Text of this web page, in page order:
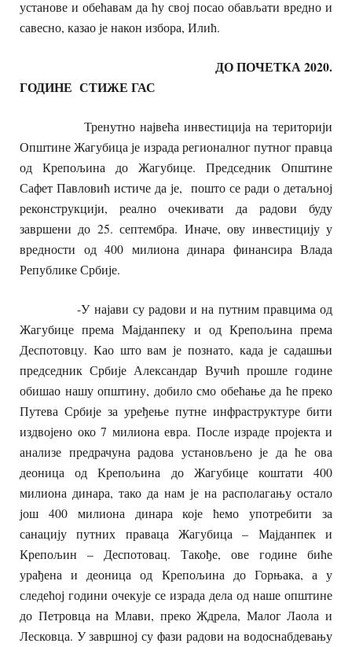
установе и обећавам да ћу свој посао обављати вредно и
савесно, казао је након избора, Илић.
ДО ПОЧЕТКА 2020.
ГОДИНЕ СТИЖЕ ГАС
Тренутно највећа инвестиција на територији
Општине Жагубица је израда регионалног путног правца
од Крепољина до Жагубице. Председник Општине
Сафет Павловић истиче да је, пошто се ради о детаљној
реконструкцији, реално очекивати да радови буду
завршени до 25. септембра. Иначе, ову инвестицију у
вредности од 400 милиона динара финансира Влада
Републике Србије.
-У најави су радови и на путним правцима од
Жагубице према Мајданпеку и од Крепољина према
Деспотовцу. Као што вам је познато, када је садашњи
председник Србије Александар Вучић прошле године
обишао нашу општину, добило смо обећање да ће преко
Путева Србије за уређење путне инфраструктуре бити
издвојено око 7 милиона евра. После израде пројекта и
анализе предрачуна радова установљено је да ће ова
деоница од Крепољина до Жагубице коштати 400
милиона динара, тако да нам је на располагању остало
још 400 милиона динара које ћемо употребити за
санацију путних праваца Жагубица – Мајданпек и
Крепољин – Деспотовац. Такође, ове године биће
урађена и деоница од Крепољина до Горњака, а у
следећој години очекује се израда дела од наше општине
до Петровца на Млави, преко Ждрела, Малог Лаола и
Лесковца. У завршној су фази радови на водоснабдевању